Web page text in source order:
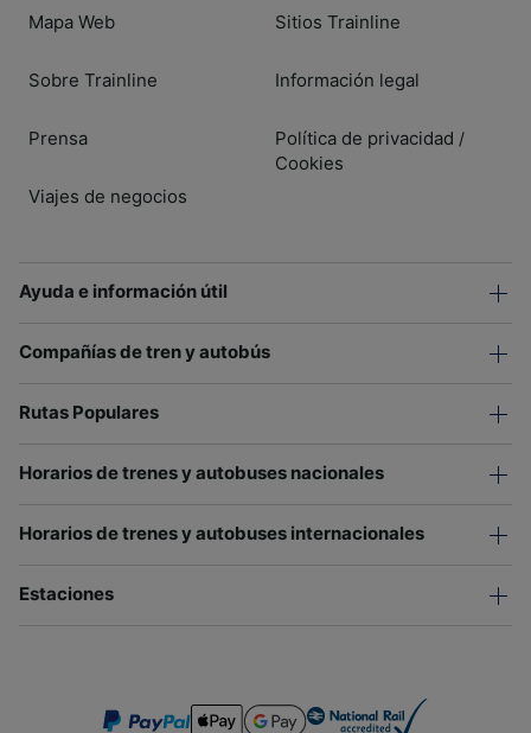
Mapa Web
Sobre Trainline
Prensa
Viajes de negocios
Sitios Trainline
Información legal
Política de privacidad /
Cookies
Ayuda e información útil
Compañías de tren y autobús
Rutas Populares
Horarios de trenes y autobuses nacionales
Horarios de trenes y autobuses internacionales
Estaciones